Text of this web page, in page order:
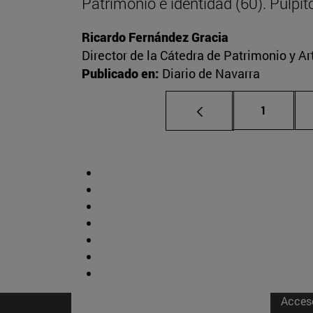
Ricardo Fernández Gracia
Director de la Cátedra de Patrimonio y
Publicado en: Diario de Navarra
Página
1